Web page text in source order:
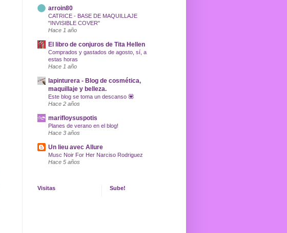
arroin80
CATRICE - BASE DE MAQUILLAJE
"INVISIBLE COVER"
Hace 1 año
El libro de conjuros de Tita Hellen
Comprados y gastados de agosto, sí, a
estas horas
Hace 1 año
lapinturera - Blog de cosmética,
maquillaje y belleza.
Este blog se toma un descanso 💟
Hace 2 años
marifloysuspotis
Planes de verano en el blog!
Hace 3 años
Un lieu avec Allure
Musc Noir For Her Narciso Rodriguez
Hace 5 años
Visitas Sube!